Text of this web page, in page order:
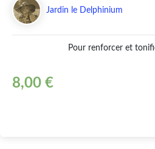
Jardin le Delphinium
Pour renforcer et
8,00 €